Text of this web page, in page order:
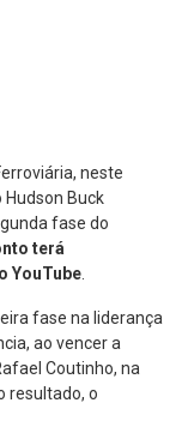
neste
Hudson Buck
fase do
terá
YouTube
fase na liderança
ao vencer a
Coutinho, na
resultado, o